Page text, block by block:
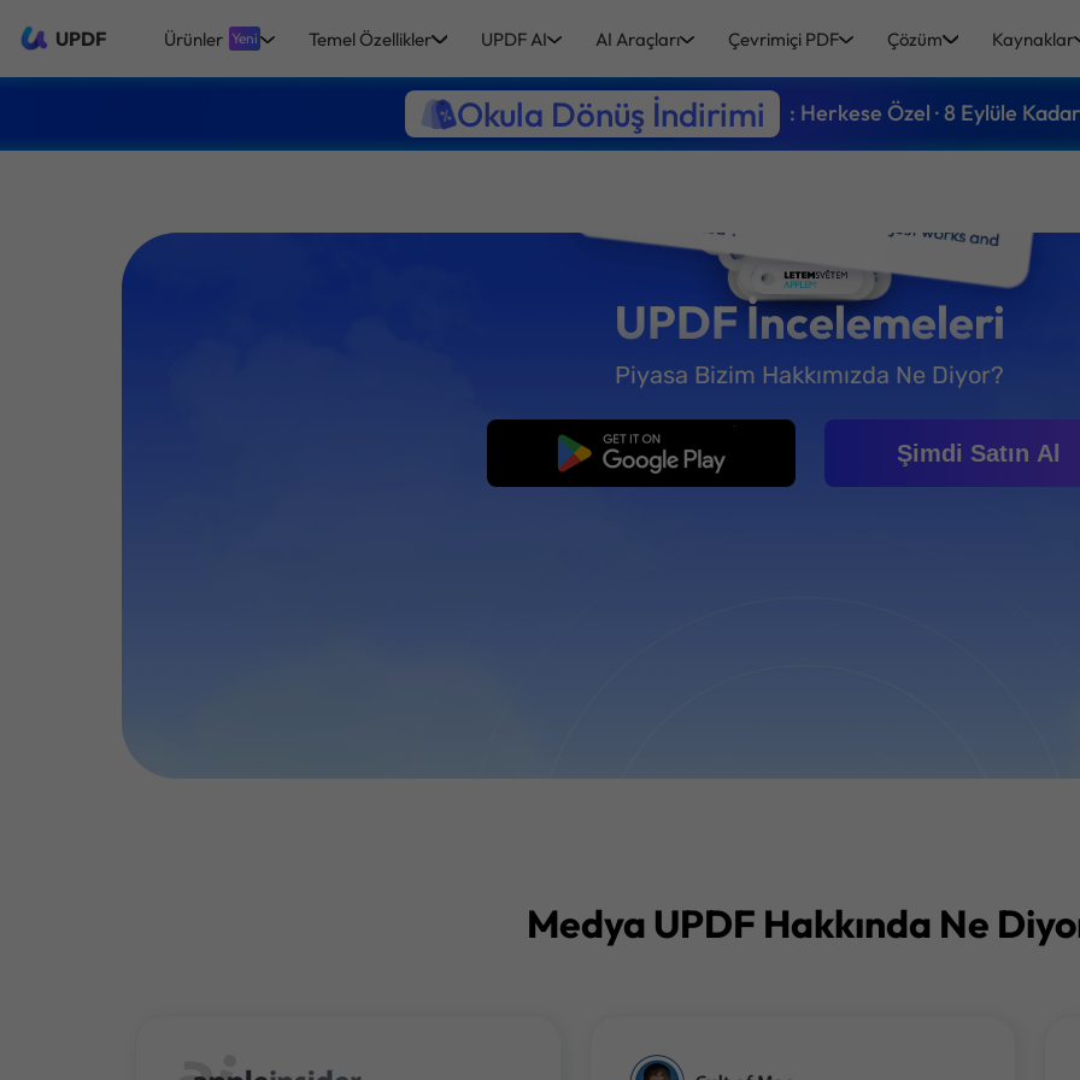
UPDF Ürünler Yeni Temel Özellikler UPDF AI AI Araçları Çevrimiçi PDF Çözüm Kaynaklar
Okula Dönüş İndirimi : Herkese Özel · 8 Eylüle Kadar
UPDF İncelemeleri
Piyasa Bizim Hakkımızda Ne Diyor?
Ücretsiz İndirme Şimdi Satın Al
Medya UPDF Hakkında Ne